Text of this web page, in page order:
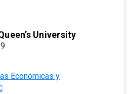
University
Económicas y